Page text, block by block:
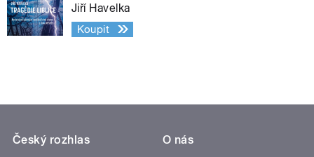
Jiří Havelka
Koupit
Český rozhlas
O nás